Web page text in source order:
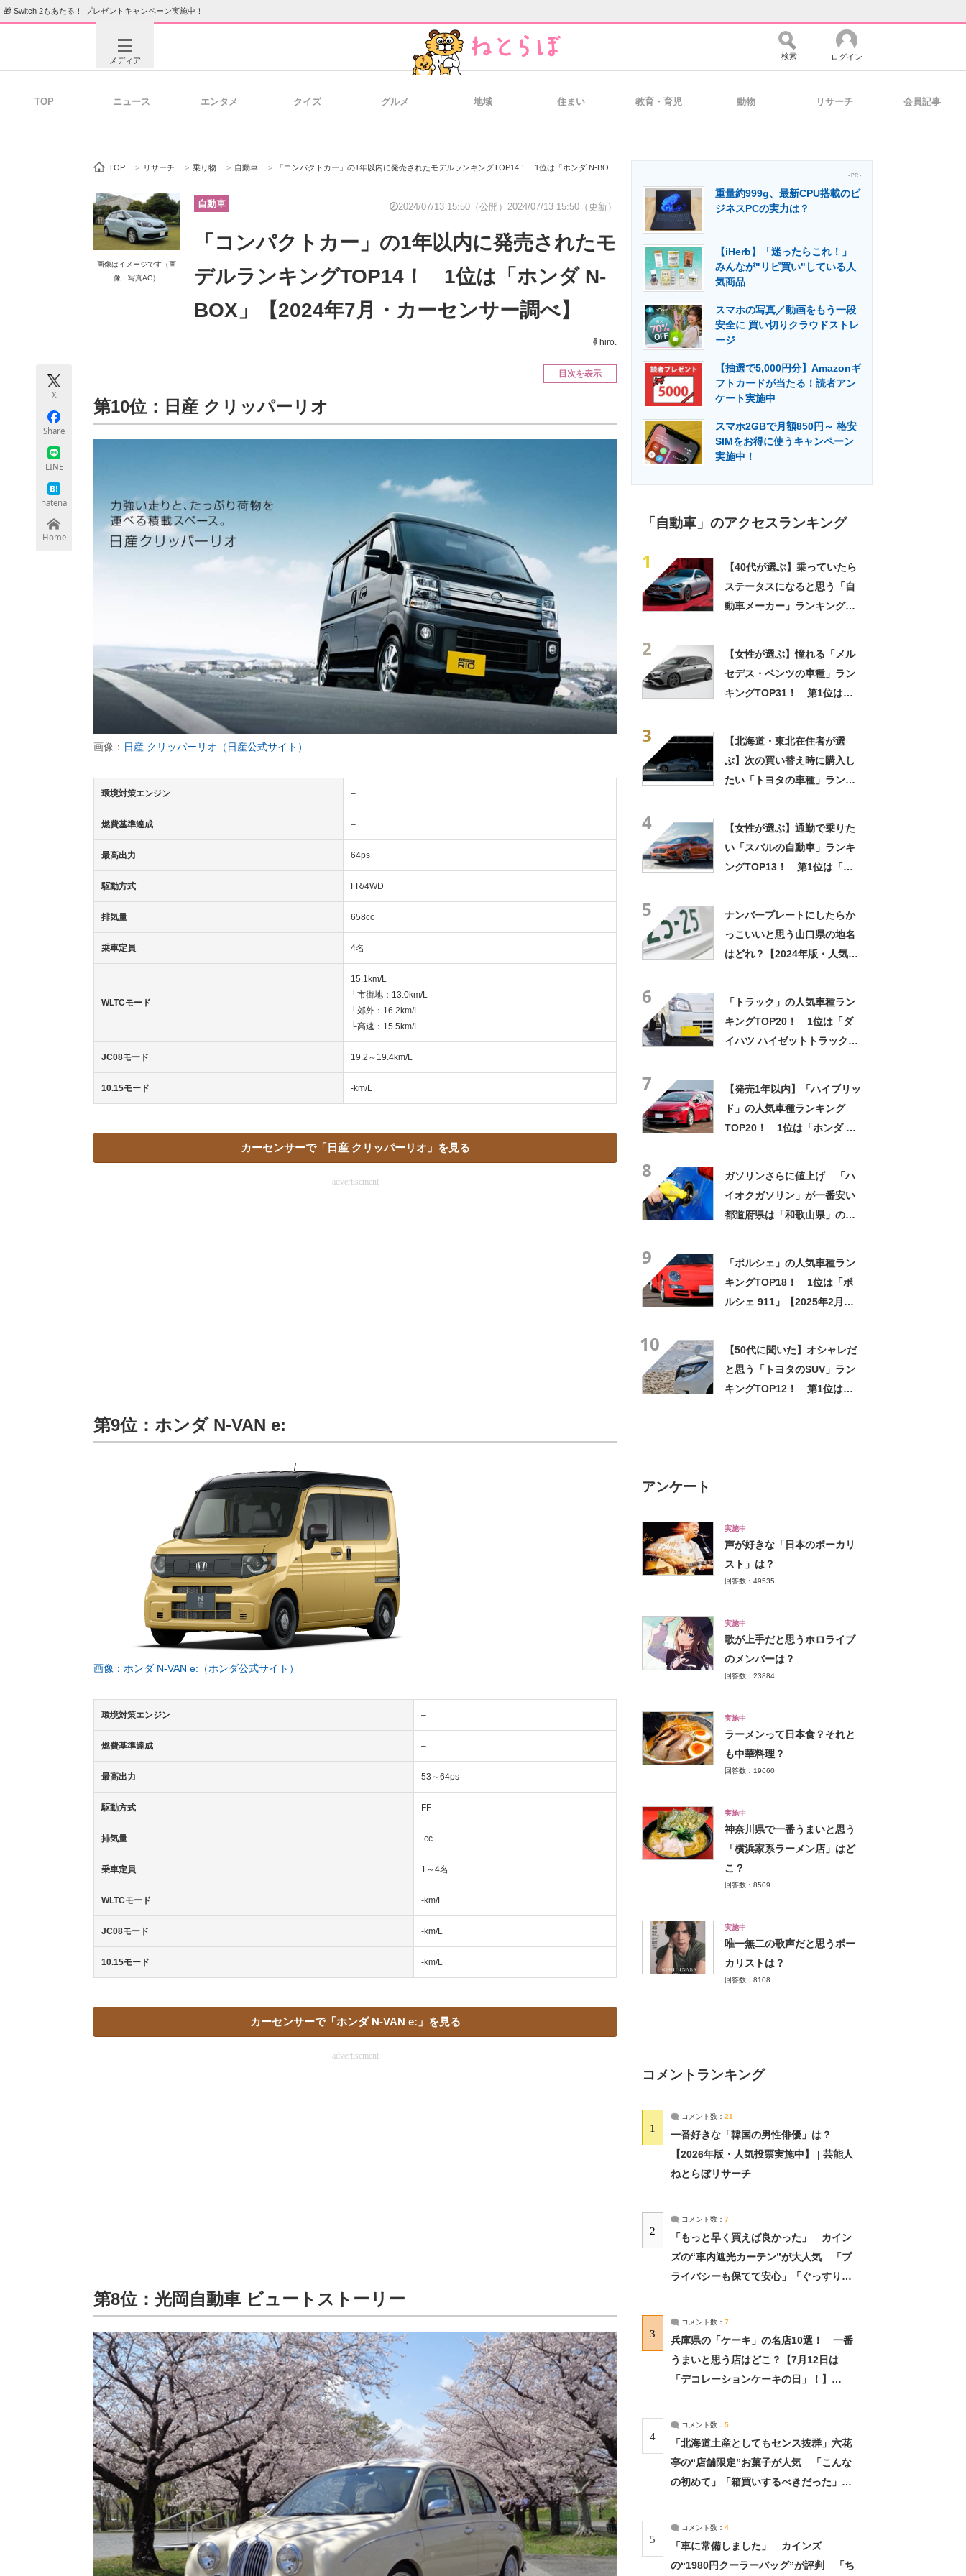
🎁 Switch 2もあたる！ プレゼントキャンペーン実施中！
メディア
ビジネスと働き方のヒント 経営リーダーのコミュニティ マーケ×ITの今がよく分かる
ITエンジニア向け専門サイト 製造業のIT導入・活用を支援
エネルギーの専門メディア 建設×テクノロジーの最前線
ちょっと気になるネットの話題
検索 ログイン
TOP ニュース エンタメ クイズ グルメ 地域 住まい 教育・育児 動物 リサーチ 会員記事
TOP > リサーチ > 乗り物 > 自動車 > 「コンパクトカー」の1年以内に発売されたモデルランキングTOP14！ 1位は「ホンダ N-BOX」【2024年7月・カーセンサー調べ】
画像はイメージです（画
像：写真AC）
自動車 2024/07/13 15:50（公開） 2024/07/13 15:50（更新）
「コンパクトカー」の1年以内に発売されたモ
デルランキングTOP14！ 1位は「ホンダ N-
BOX」【2024年7月・カーセンサー調べ】
hiro.
X
Share
LINE
hatena
Home
目次を表示
第10位：日産 クリッパーリオ
画像： 日産 クリッパーリオ（日産公式サイト）
環境対策エンジン –
燃費基準達成 –
最高出力 64ps
駆動方式 FR/4WD
排気量 658cc
乗車定員 4名
WLTCモード
15.1km/L
└市街地：13.0km/L
└郊外：16.2km/L
└高速：15.5km/L
JC08モード 19.2～19.4km/L
10.15モード -km/L
カーセンサーで「日産 クリッパーリオ」を見る
advertisement
第9位：ホンダ N-VAN e:
画像：ホンダ N-VAN e:（ホンダ公式サイト）
環境対策エンジン –
燃費基準達成 –
最高出力 53～64ps
駆動方式 FF
排気量 -cc
乗車定員 1～4名
WLTCモード -km/L
JC08モード -km/L
10.15モード -km/L
カーセンサーで「ホンダ N-VAN e:」を見る
advertisement
第8位：光岡自動車 ビュートストーリー
- PR -
重量約999g、最新CPU搭載のビ
ジネスPCの実力は？
【iHerb】「迷ったらこれ！」
みんなが"リピ買い"している人
気商品
スマホの写真／動画をもう一段
安全に 買い切りクラウドストレ
ージ
【抽選で5,000円分】Amazonギ
フトカードが当たる！読者アン
ケート実施中
スマホ2GBで月額850円～ 格安
SIMをお得に使うキャンペーン
実施中！
「自動車」のアクセスランキング
1
【40代が選ぶ】乗っていたら
ステータスになると思う「自
動車メーカー」ランキング
2
【女性が選ぶ】憧れる「メル
セデス・ベンツの車種」ラン
キングTOP31！ 第1位は
3
【北海道・東北在住者が選
ぶ】次の買い替え時に購入し
たい「トヨタの車種」ランキ
4
【女性が選ぶ】通勤で乗りた
い「スバルの自動車」ランキ
ングTOP13！ 第1位は「イ
5
ナンバープレートにしたらか
っこいいと思う山口県の地名
はどれ？【2024年版・人気投
6
「トラック」の人気車種ラン
キングTOP20！ 1位は「ダ
イハツ ハイゼットトラック」
7
【発売1年以内】「ハイブリッ
ド」の人気車種ランキング
TOP20！ 1位は「ホンダ フ
8
ガソリンさらに値上げ 「ハ
イオクガソリン」が一番安い
都道府県は「和歌山県」の
9
「ポルシェ」の人気車種ラン
キングTOP18！ 1位は「ポ
ルシェ 911」【2025年2月・
10
【50代に聞いた】オシャレだ
と思う「トヨタのSUV」ラン
キングTOP12！ 第1位は
アンケート
実施中
声が好きな「日本のボーカリ
スト」は？
回答数：49535
実施中
歌が上手だと思うホロライブ
のメンバーは？
回答数：23884
実施中
ラーメンって日本食？それと
も中華料理？
回答数：19660
実施中
神奈川県で一番うまいと思う
「横浜家系ラーメン店」はど
こ？
回答数：8509
実施中
唯一無二の歌声だと思うボー
カリストは？
回答数：8108
コメントランキング
1
コメント数： 21
一番好きな「韓国の男性俳優」は？
【2026年版・人気投票実施中】 | 芸能人
ねとらぼリサーチ
2
コメント数： 7
「もっと早く買えば良かった」 カイン
ズの“車内遮光カーテン”が大人気 「プ
ライバシーも保てて安心」「ぐっすり眠
3
コメント数： 7
兵庫県の「ケーキ」の名店10選！ 一番
うまいと思う店はどこ？【7月12日は
「デコレーションケーキの日」！】
4
コメント数： 5
「北海道土産としてもセンス抜群」六花
亭の“店舗限定”お菓子が人気 「こんな
の初めて」「箱買いするべきだった」
5
コメント数： 4
「車に常備しました」 カインズ
の“1980円クーラーバッグ”が評判 「ち